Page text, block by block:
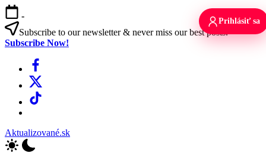
Skip
to
content
-
Subscribe to our newsletter & never miss our best posts.
Subscribe Now!
Facebook
X
TikTok
Aktualizované.sk
Prihlásiť sa